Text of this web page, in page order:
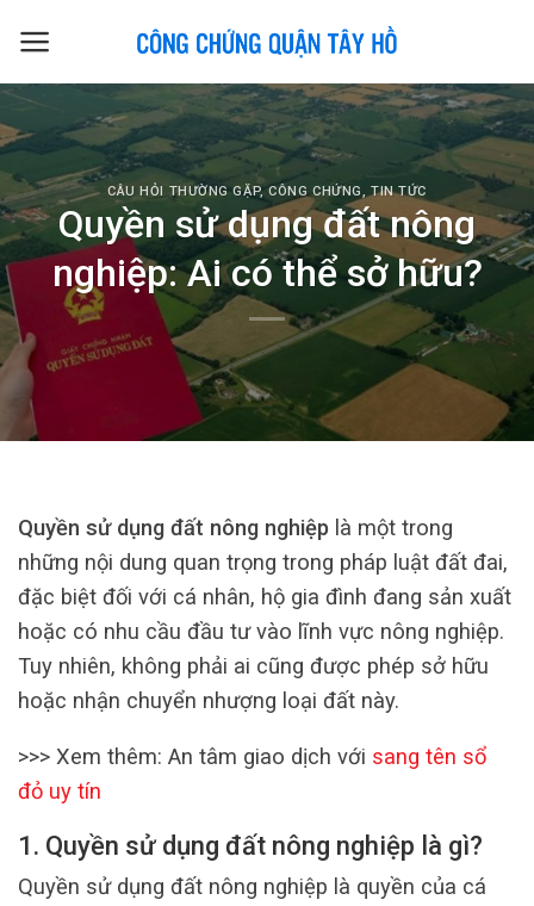
CÂU HỎI THƯỜNG GẶP,CÔNG CHỨNG,TIN TỨC
Quyền sử dụng đất nông
nghiệp: Ai có thể sở hữu?
Quyền sử dụng đất nông nghiệp là một trong
những nội dung quan trọng trong pháp luật đất đai,
đặc biệt đối với cá nhân, hộ gia đình đang sản xuất
hoặc có nhu cầu đầu tư vào lĩnh vực nông nghiệp.
Tuy nhiên, không phải ai cũng được phép sở hữu
hoặc nhận chuyển nhượng loại đất này.
>>> Xem thêm: An tâm giao dịch với sang tên sổ
đỏ uy tín
1. Quyền sử dụng đất nông nghiệp là gì?
Quyền sử dụng đất nông nghiệp là quyền của cá